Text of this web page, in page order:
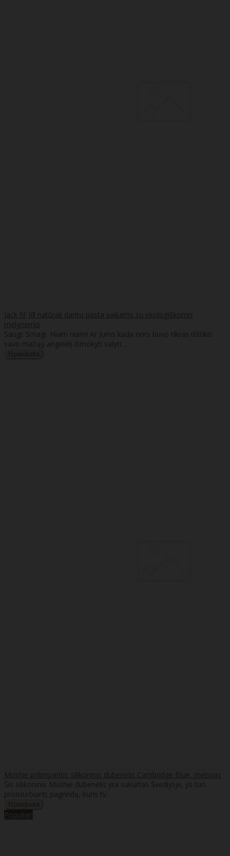
Jack N' Jill natūrali dantų pasta vaikams su ekologiškomis
mėlynėmis
Saugi. Smagi. Niam niam! Ar Jums kada nors buvo tikras iššūkis
savo mažąjį angelėlį išmokyti valyti ..
Mushie prilimpantis silikoninis dubenėlis Cambridge Blue, melsvas
Šis silikoninis Mushie dubenėlis yra sukurtas Švedijoje, jis turi
prisisiurbiantį pagrindą, kuris tv..
Populiari